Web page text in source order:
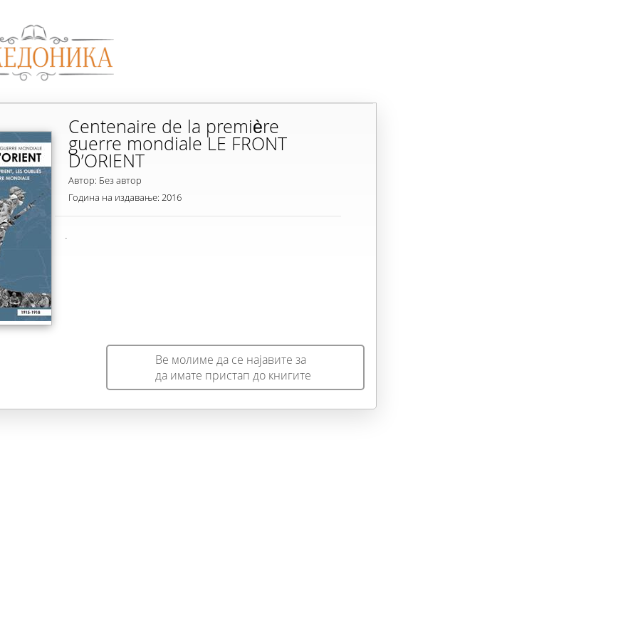
Centenaire de la première
guerre mondiale LE FRONT
D’ORIENT
Автор: Без автор
Година на издавање: 2016
.
Ве молиме да се најавите за
да имате пристап до книгите